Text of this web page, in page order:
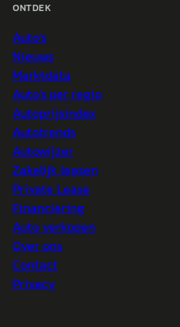
ONTDEK
Auto's
Nieuws
Marktdata
Auto's per regio
Autoprijsindex
Autotrends
Autowijzer
Zakelijk leasen
Private Lease
Financiering
Auto verkopen
Over ons
Contact
Privacy